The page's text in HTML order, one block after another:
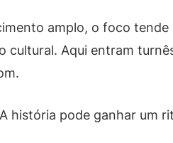
amplo, o foco
Aqui entram
história pode ganhar um